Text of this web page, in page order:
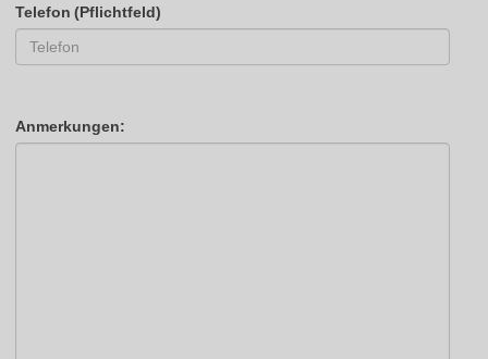
Telefon (Pflichtfeld)
Anmerkungen: